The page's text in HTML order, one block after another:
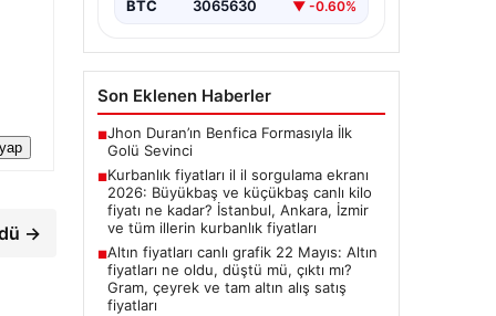
→
BTC 3065630 ▼ -0.60%
Son Eklenen Haberler
■Jhon Duran’ın Benfica Formasıyla İlk
Golü Sevinci
■Kurbanlık fiyatları il il sorgulama ekranı
2026: Büyükbaş ve küçükbaş canlı kilo
fiyatı ne kadar? İstanbul, Ankara, İzmir
ve tüm illerin kurbanlık fiyatları
■Altın fiyatları canlı grafik 22 Mayıs: Altın
fiyatları ne oldu, düştü mü, çıktı mı?
Gram, çeyrek ve tam altın alış satış
fiyatları